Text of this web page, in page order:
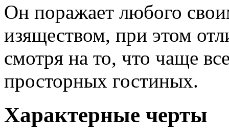
Он поражает любого
изяществом, при этом
смотря на то, что чаще
просторных гостиных.
Характерные черты